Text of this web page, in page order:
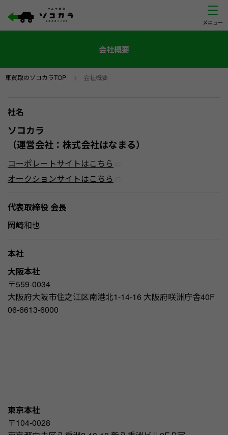
会社概要
車買取のソコカラTOP > 会社概要
社名
ソコカラ
（運営会社：株式会社はなまる）
コーポレートサイトはこちら
オークションサイトはこちら
代表取締役 会長
岡崎和也
本社
大阪本社
〒559-0034
大阪府大阪市住之江区南港北1-14-16 大阪府咲洲庁舎40F
06-6613-6000
東京本社
〒104-0028